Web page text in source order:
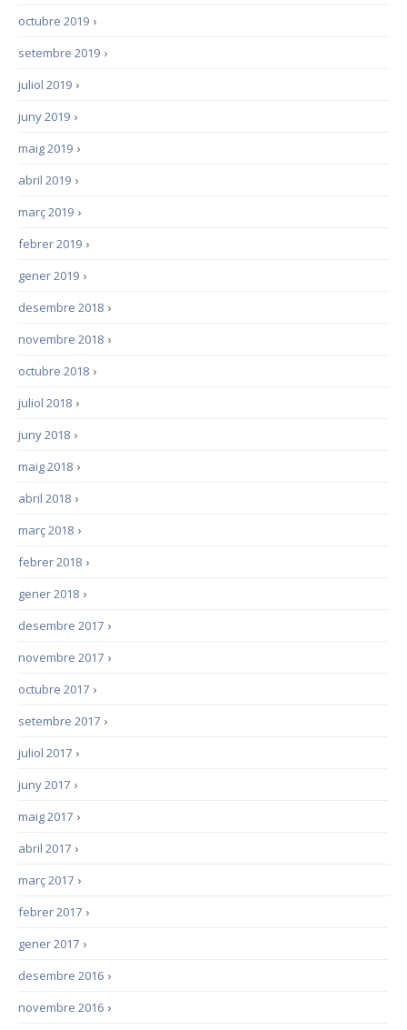
›
octubre 2019
›
setembre 2019
›
juliol 2019
›
juny 2019
›
maig 2019
›
abril 2019
›
març 2019
›
febrer 2019
›
gener 2019
›
desembre 2018
›
novembre 2018
›
octubre 2018
›
juliol 2018
›
juny 2018
›
maig 2018
›
abril 2018
›
març 2018
›
febrer 2018
›
gener 2018
›
desembre 2017
›
novembre 2017
›
octubre 2017
›
setembre 2017
›
juliol 2017
›
juny 2017
›
maig 2017
›
abril 2017
›
març 2017
›
febrer 2017
›
gener 2017
›
desembre 2016
›
novembre 2016